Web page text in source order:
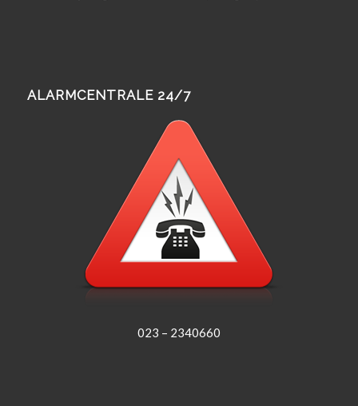
ALARMCENTRALE 24/7
023 – 2340660